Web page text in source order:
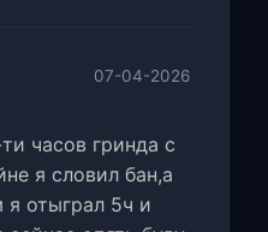
07-04-2026
часов гринда с
я словил бан,а
я отыграл 5ч и